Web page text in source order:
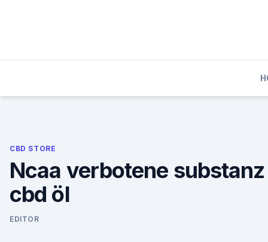
CBD STORE
Ncaa verbotene substanz
cbd öl
EDITOR